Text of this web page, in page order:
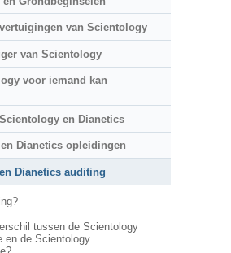
van Scientology
van Scientology
voor iemand kan
en Dianetics
Dianetics opleidingen
Dianetics auditing
tussen de Scientology
en de Scientology